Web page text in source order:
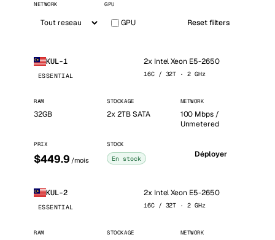
NETWORK GPU
GPU Reset filters
KUL-1
ESSENTIAL
2x Intel Xeon E5-2650
16C / 32T · 2 GHz
RAM
32GB
STOCKAGE
2x 2TB SATA
NETWORK
100 Mbps /
Unmetered
PRIX
$449.9 /mois
STOCK
En stock Déployer
KUL-2
ESSENTIAL
2x Intel Xeon E5-2650
16C / 32T · 2 GHz
RAM STOCKAGE NETWORK